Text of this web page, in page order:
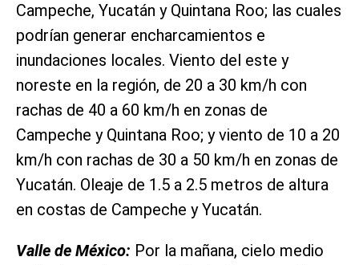
Campeche, Yucatán y Quintana Roo; las cuales
podrían generar encharcamientos e
inundaciones locales. Viento del este y
noreste en la región, de 20 a 30 km/h con
rachas de 40 a 60 km/h en zonas de
Campeche y Quintana Roo; y viento de 10 a 20
km/h con rachas de 30 a 50 km/h en zonas de
Yucatán. Oleaje de 1.5 a 2.5 metros de altura
en costas de Campeche y Yucatán.
Valle de México: Por la mañana, cielo medio